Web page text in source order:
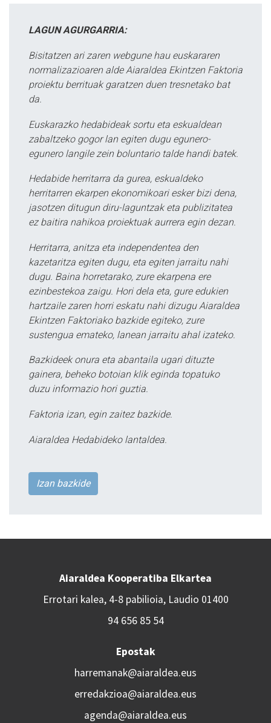
LAGUN AGURGARRIA:
Bisitatzen ari zaren webgune hau euskararen
normalizazioaren alde Aiaraldea Ekintzen Faktoria
proiektu berrituak garatzen duen tresnetako bat
da.
Euskarazko hedabideak sortu eta eskualdean
zabaltzeko gogor lan egiten dugu egunero-
egunero langile zein boluntario talde handi batek.
Hedabide herritarra da gurea, eskualdeko
herritarren ekarpen ekonomikoari esker bizi dena,
jasotzen ditugun diru-laguntzak eta publizitatea
ez baitira nahikoa proiektuak aurrera egin dezan.
Herritarra, anitza eta independentea den
kazetaritza egiten dugu, eta egiten jarraitu nahi
dugu. Baina horretarako, zure ekarpena ere
ezinbestekoa zaigu. Hori dela eta, gure edukien
hartzaile zaren horri eskatu nahi dizugu Aiaraldea
Ekintzen Faktoriako bazkide egiteko, zure
sustengua emateko, lanean jarraitu ahal izateko.
Bazkideek onura eta abantaila ugari dituzte
gainera, beheko botoian klik eginda topatuko
duzu informazio hori guztia.
Faktoria izan, egin zaitez bazkide.
Aiaraldea Hedabideko lantaldea.
Izan bazkide
Aiaraldea Kooperatiba Elkartea
Errotari kalea, 4-8 pabilioia, Laudio 01400
94 656 85 54
Epostak
harremanak@aiaraldea.eus
erredakzioa@aiaraldea.eus
agenda@aiaraldea.eus